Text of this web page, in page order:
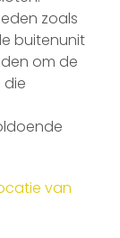
zoals
buitenunit
om de
van